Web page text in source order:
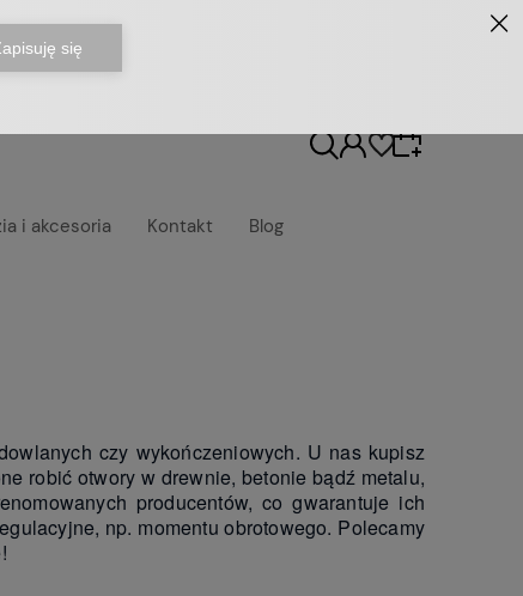
i akcesoria Kontakt Blog
czy wykończeniowych. U nas kupisz
robić otwory w drewnie, betonie bądź metalu,
producentów, co gwarantuje ich
np. momentu obrotowego. Polecamy